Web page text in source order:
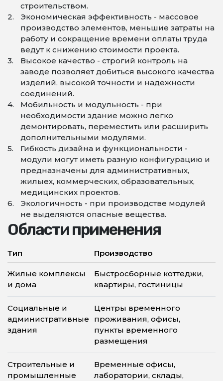
строительством.
Экономическая эффективность - массовое
производство элементов, меньшие затраты на
работу и сокращение времени оплаты труда
ведут к снижению стоимости проекта.
Высокое качество - строгий контроль на
заводе позволяет добиться высокого качества
изделий, высокой точности и надежности
соединений.
Мобильность и модульность - при
необходимости здание можно легко
демонтировать, переместить или расширить
дополнительными модулями.
Гибкость дизайна и функциональности -
модули могут иметь разную конфигурацию и
предназначены для административных,
жилыех, коммерческих, образовательных,
медицинских проектов.
Экологичность - при производстве модулей
не выделяются опасные вещества.
Области применения
Тип Производство
Жилые комплексы
и дома
Быстросборные коттеджи,
квартиры, гостиницы
Социальные и
административные
здания
Центры временного
проживания, офисы,
пункты временного
размещения
Строительные и
промышленные
Временные офисы,
лаборатории, склады,